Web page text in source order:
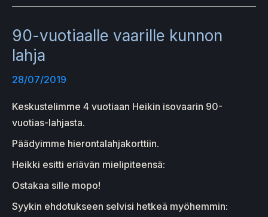
90-vuotiaalle vaarille kunnon
lahja
28/07/2019
Keskustelimme 4 vuotiaan Heikin isovaarin 90-
vuotias-lahjasta.
Päädyimme hierontalahjakorttiin.
Heikki esitti eriävän mielipiteensä:
Ostakaa sille mopo!
Syykin ehdotukseen selvisi hetkeä myöhemmin: